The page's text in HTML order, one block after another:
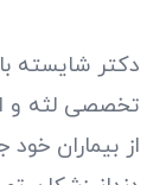
دکتر شایسته
تخصصی لثه و
از بیماران